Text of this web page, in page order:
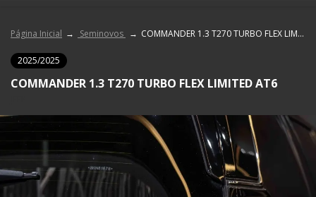
Página Inicial Seminovos COMMANDER 1.3 T270 TURBO FLEX LIMITED AT6
2025/2025
COMMANDER 1.3 T270 TURBO FLEX LIMITED AT6